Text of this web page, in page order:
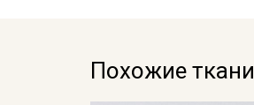
Похожие ткани